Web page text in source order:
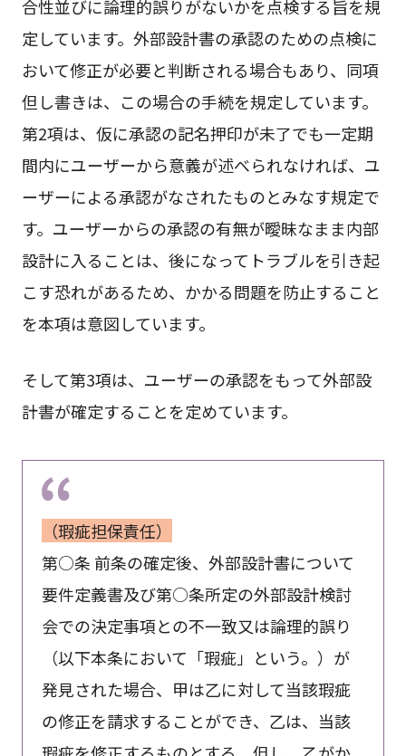
合性並びに論理的誤りがないかを点検する旨を規
定しています。外部設計書の承認のための点検に
おいて修正が必要と判断される場合もあり、同項
但し書きは、この場合の手続を規定しています。
第2項は、仮に承認の記名押印が未了でも一定期
間内にユーザーから意義が述べられなければ、ユ
ーザーによる承認がなされたものとみなす規定で
す。ユーザーからの承認の有無が曖昧なまま内部
設計に入ることは、後になってトラブルを引き起
こす恐れがあるため、かかる問題を防止すること
を本項は意図しています。
そして第3項は、ユーザーの承認をもって外部設
計書が確定することを定めています。
（瑕疵担保責任）
第○条 前条の確定後、外部設計書について
要件定義書及び第○条所定の外部設計検討
会での決定事項との不一致又は論理的誤り
（以下本条において「瑕疵」という。）が
発見された場合、甲は乙に対して当該瑕疵
の修正を請求することができ、乙は、当該